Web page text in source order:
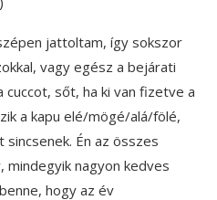
jattoltam, így sokszor
vagy egész a bejárati
cuccot, sőt, ha ki van fizetve a
a kapu elé/mögé/alá/fölé,
Én az összes
nagyon kedves
hogy az év